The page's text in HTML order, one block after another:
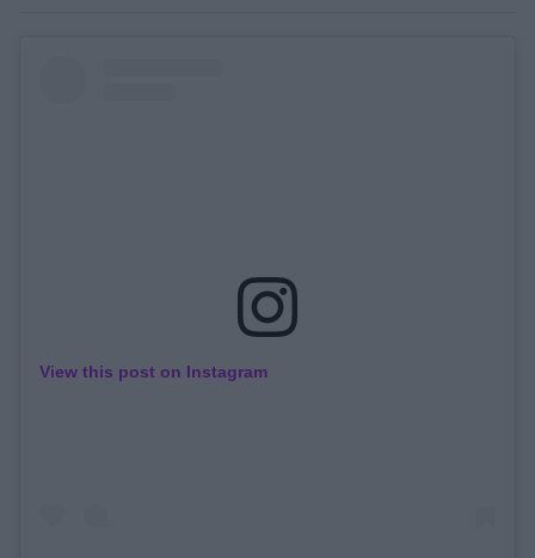
View this post on Instagram